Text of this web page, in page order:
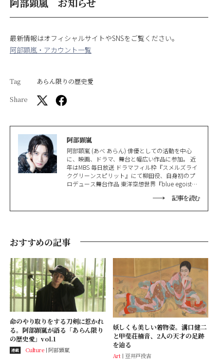
最新情報はオフィシャルサイトやSNSをご覧ください。
阿部顕嵐・アカウント一覧
Tag
あらん限りの歴史愛
Share
阿部顕嵐
阿部顕嵐 (あべ あらん) 俳優としての活動を中心
に、映画、ドラマ、舞台と幅広い作品に参加。 近
年はMBS 毎日放送 ドラマフィル枠『スメルズライ
クグリーンスピリット』にて柳田役、自身初のプ
ロデュース舞台作品 東洋空想世界『blue egoist』
にて上演。 2025年は4月からTBSにてレギュラー番
デジタルマガジン『Storming』も2月よりスタート
ど、活動は多岐にわたる。 OFFICIAL SITE >>>
https://alanabe.com
記事を読む
おすすめの記事
命のやり取りをする刀剣に惹かれ
る。阿部顕嵐が語る「あらん限り
の歴史愛」vol.1
連載 Culture 阿部顕嵐
妖しくも美しい着物姿。溝口健二
と甲斐荘楠音、2人の天才の足跡
を辿る
Art 豆井戸投吉